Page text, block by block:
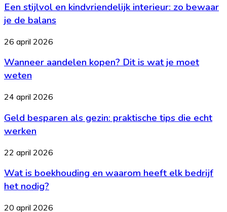
en
kindvriendelijk
interieur:
bewaar
je
de
balans
Een stijlvol en kindvriendelijk interieur: zo bewaar
je de balans
Wanneer
kopen?
is
je
weten
26 april 2026
Wanneer aandelen kopen? Dit is wat je moet
weten
Geld
als
gezin:
praktische
die
echt
werken
24 april 2026
Geld besparen als gezin: praktische tips die echt
werken
Wat
boekhouding
en
waarom
22 april 2026
Wat is boekhouding en waarom heeft elk bedrijf
het nodig?
Goedkoop
20 april 2026